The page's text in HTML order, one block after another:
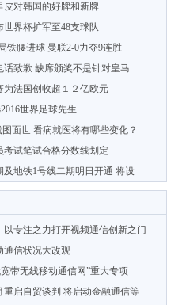
皮对韩国的好牌和新牌
世界杯扩军至48支球队
铁腰进球 曼联2-0力夺9连胜
话致歉:缺席颁奖不是针对皇马
为法国创收超１２亿欧元
世界足球先生
面世 看病就医将有哪些变化？
考试笔试合格分数线划定
及地铁1号线二期明日开通 将设
以专注之力打开视频通信创新之门
通信状况大改观
带无线移动通信网”重大专项
重启自贸谈判 将启动金融通信等